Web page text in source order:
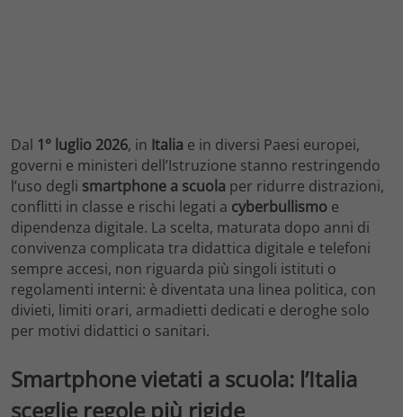
Dal 1° luglio 2026, in Italia e in diversi Paesi europei,
governi e ministeri dell’Istruzione stanno restringendo
l’uso degli smartphone a scuola per ridurre distrazioni,
conflitti in classe e rischi legati a cyberbullismo e
dipendenza digitale. La scelta, maturata dopo anni di
convivenza complicata tra didattica digitale e telefoni
sempre accesi, non riguarda più singoli istituti o
regolamenti interni: è diventata una linea politica, con
divieti, limiti orari, armadietti dedicati e deroghe solo
per motivi didattici o sanitari.
Smartphone vietati a scuola: l’Italia
sceglie regole più rigide